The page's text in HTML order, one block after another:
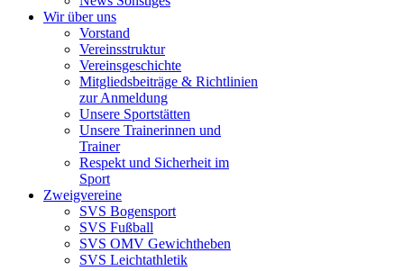
Wir über uns
Vorstand
Vereinsstruktur
Vereinsgeschichte
Mitgliedsbeiträge & Richtlinien
zur Anmeldung
Unsere Sportstätten
Unsere Trainerinnen und
Trainer
Respekt und Sicherheit im
Sport
Zweigvereine
SVS Bogensport
SVS Fußball
SVS OMV Gewichtheben
SVS Leichtathletik